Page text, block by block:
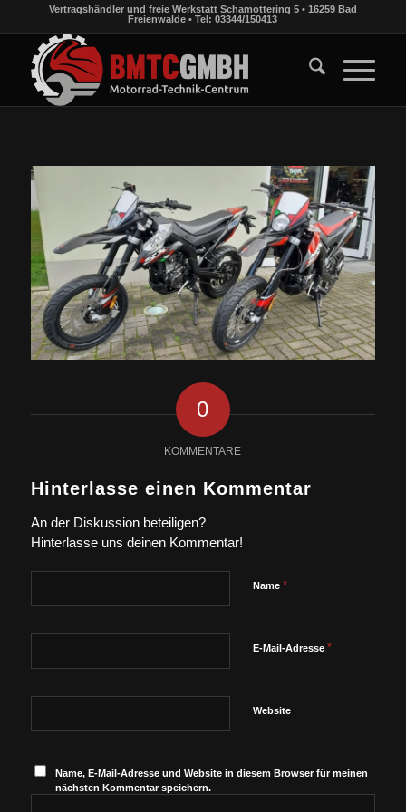
Vertragshändler und freie Werkstatt Schamottering 5 • 16259 Bad
Freienwalde • Tel: 03344/150413
0
KOMMENTARE
Hinterlasse einen Kommentar
An der Diskussion beteiligen?
Hinterlasse uns deinen Kommentar!
Name *
E-Mail-Adresse *
Website
Name, E-Mail-Adresse und Website in diesem Browser für meinen
nächsten Kommentar speichern.